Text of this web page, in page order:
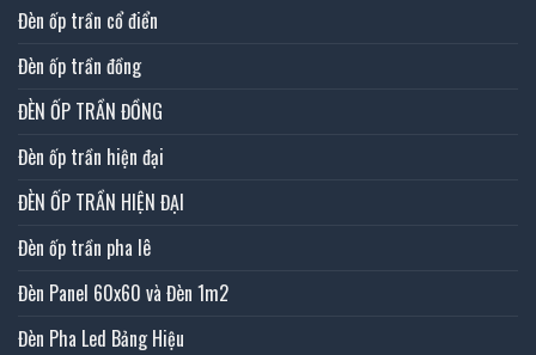
Đèn ốp trần cổ điển
Đèn ốp trần đồng
ĐÈN ỐP TRẦN ĐỒNG
Đèn ốp trần hiện đại
ĐÈN ỐP TRẦN HIỆN ĐẠI
Đèn ốp trần pha lê
Đèn Panel 60x60 và Đèn 1m2
Đèn Pha Led Bảng Hiệu